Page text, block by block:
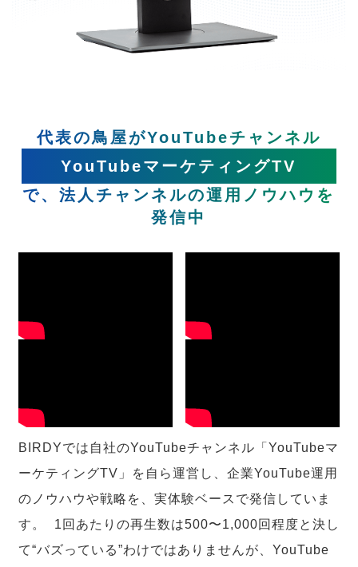
代表の鳥屋がYouTubeチャンネル
YouTubeマーケティングTV
で、法人チャンネルの運用ノウハウを
発信中
BIRDYでは自社のYouTubeチャンネル「YouTubeマ
ーケティングTV」を自ら運営し、企業YouTube運用
のノウハウや戦略を、実体験ベースで発信していま
す。 1回あたりの再生数は500〜1,000回程度と決し
て“バズっている”わけではありませんが、YouTube